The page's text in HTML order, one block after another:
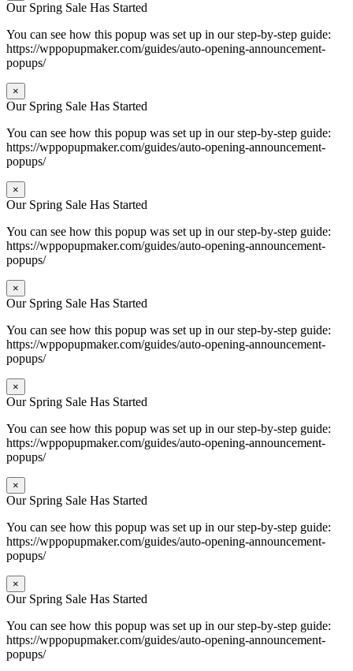
Our Spring Sale Has Started
You can see how this popup was set up in our step-by-step guide:
https://wppopupmaker.com/guides/auto-opening-announcement-
popups/
×
Our Spring Sale Has Started
You can see how this popup was set up in our step-by-step guide:
https://wppopupmaker.com/guides/auto-opening-announcement-
popups/
×
Our Spring Sale Has Started
You can see how this popup was set up in our step-by-step guide:
https://wppopupmaker.com/guides/auto-opening-announcement-
popups/
×
Our Spring Sale Has Started
You can see how this popup was set up in our step-by-step guide:
https://wppopupmaker.com/guides/auto-opening-announcement-
popups/
×
Our Spring Sale Has Started
You can see how this popup was set up in our step-by-step guide:
https://wppopupmaker.com/guides/auto-opening-announcement-
popups/
×
Our Spring Sale Has Started
You can see how this popup was set up in our step-by-step guide:
https://wppopupmaker.com/guides/auto-opening-announcement-
popups/
×
Our Spring Sale Has Started
You can see how this popup was set up in our step-by-step guide:
https://wppopupmaker.com/guides/auto-opening-announcement-
popups/